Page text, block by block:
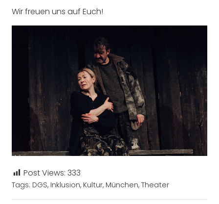
Wir freuen uns auf Euch!
Post Views: 333
Tags: DGS, Inklusion, Kultur, München, Theater